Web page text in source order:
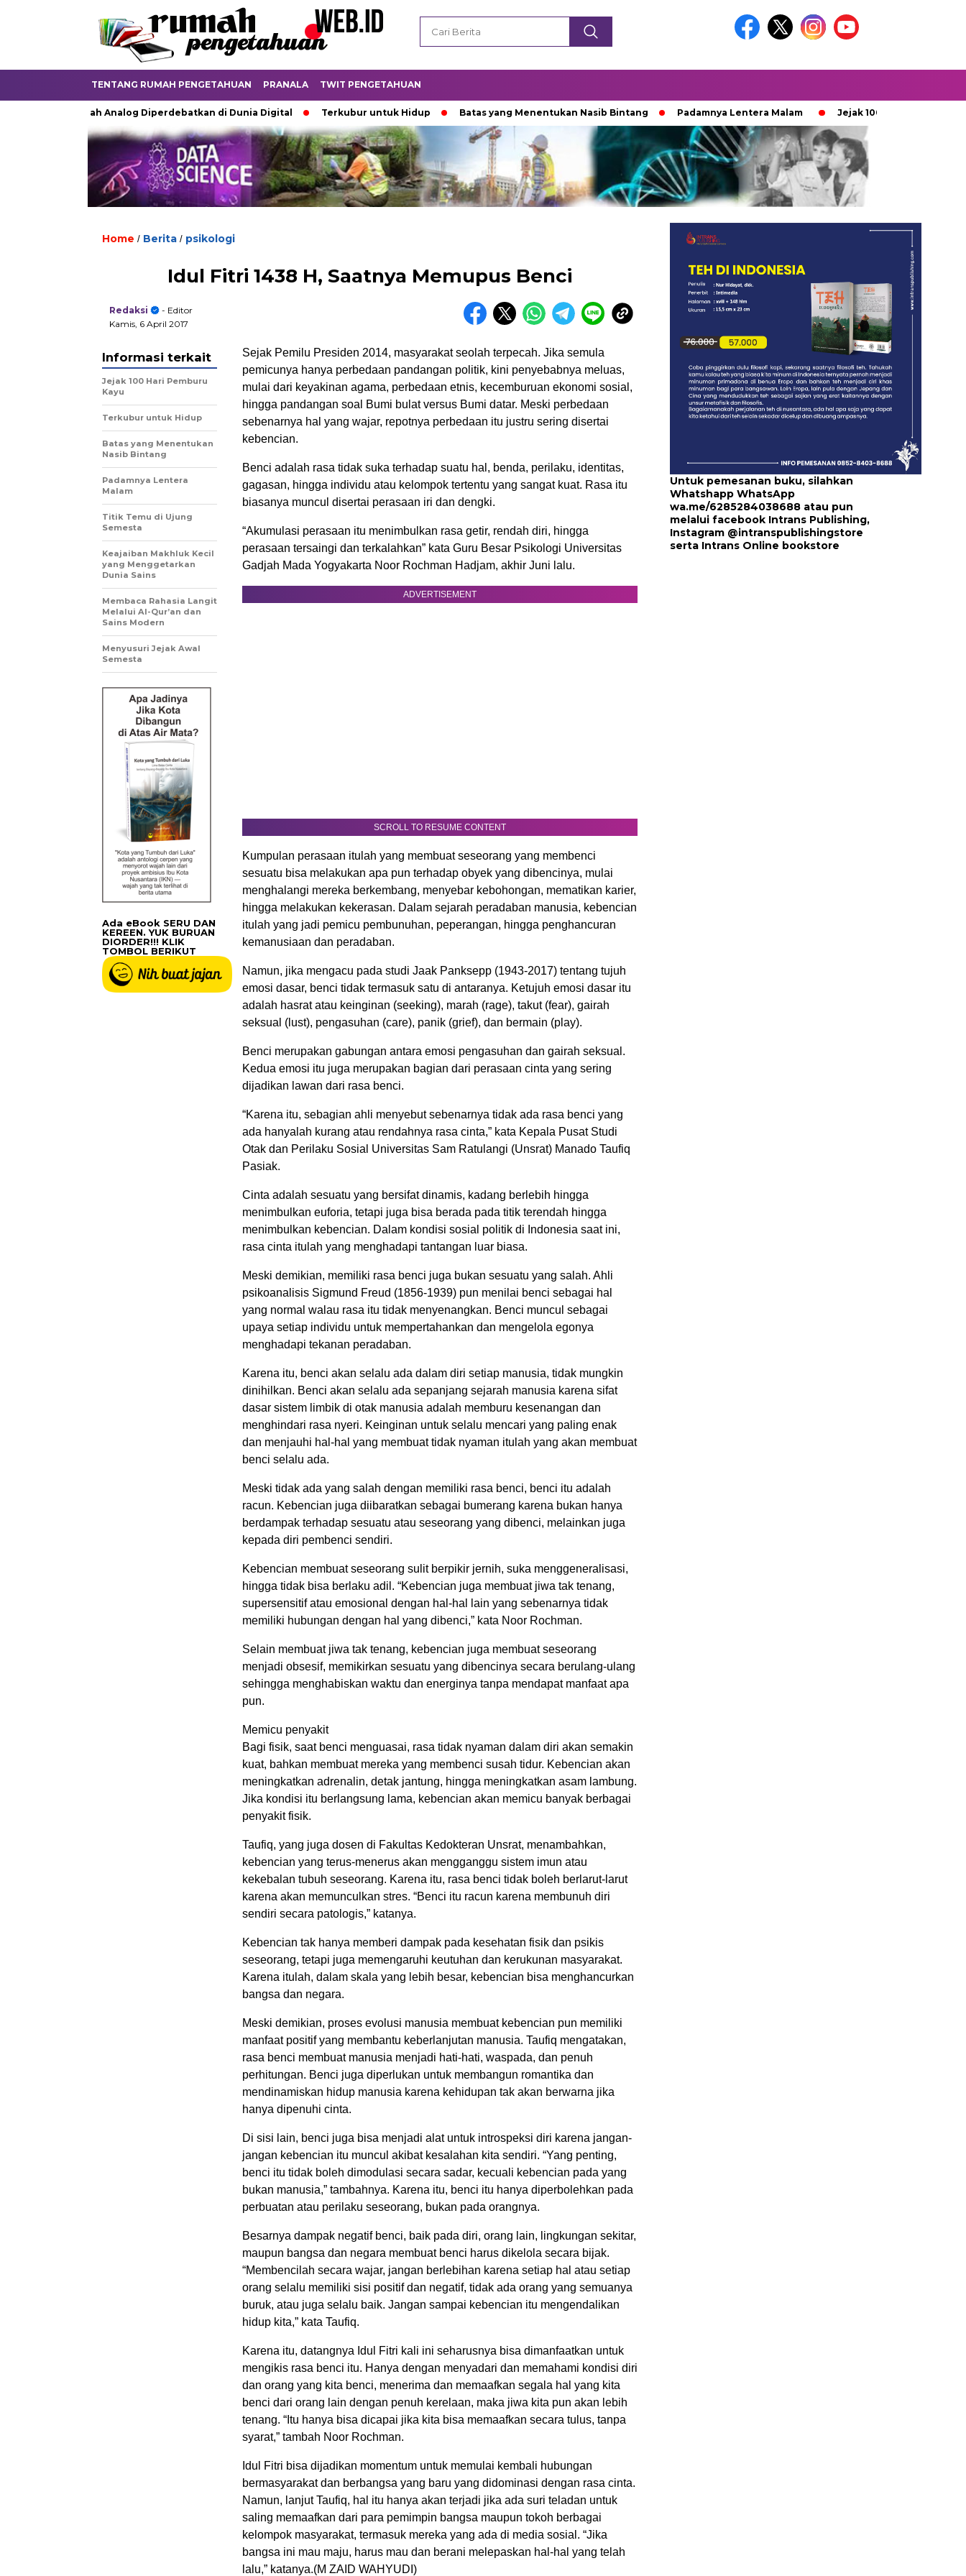
TENTANG RUMAH PENGETAHUAN PRANALA TWIT PENGETAHUAN
Ketika Ijazah Analog Diperdebatkan di Dunia Digital Terkubur untuk Hidup Batas yang Menentukan Nasib Bintang Padamnya Lentera Malam Jejak 100 Hari Pemburu Kayu
Home / Berita / psikologi
Idul Fitri 1438 H, Saatnya Memupus Benci
Redaksi
- Editor
Kamis, 6 April 2017
Sejak Pemilu Presiden 2014, masyarakat seolah terpecah. Jika semula
pemicunya hanya perbedaan pandangan politik, kini penyebabnya meluas,
mulai dari keyakinan agama, perbedaan etnis, kecemburuan ekonomi sosial,
hingga pandangan soal Bumi bulat versus Bumi datar. Meski perbedaan
sebenarnya hal yang wajar, repotnya perbedaan itu justru sering disertai
kebencian.
Benci adalah rasa tidak suka terhadap suatu hal, benda, perilaku, identitas,
gagasan, hingga individu atau kelompok tertentu yang sangat kuat. Rasa itu
biasanya muncul disertai perasaan iri dan dengki.
“Akumulasi perasaan itu menimbulkan rasa getir, rendah diri, hingga
perasaan tersaingi dan terkalahkan” kata Guru Besar Psikologi Universitas
Gadjah Mada Yogyakarta Noor Rochman Hadjam, akhir Juni lalu.
ADVERTISEMENT
SCROLL TO RESUME CONTENT
Kumpulan perasaan itulah yang membuat seseorang yang membenci
sesuatu bisa melakukan apa pun terhadap obyek yang dibencinya, mulai
menghalangi mereka berkembang, menyebar kebohongan, mematikan karier,
hingga melakukan kekerasan. Dalam sejarah peradaban manusia, kebencian
itulah yang jadi pemicu pembunuhan, peperangan, hingga penghancuran
kemanusiaan dan peradaban.
Namun, jika mengacu pada studi Jaak Panksepp (1943-2017) tentang tujuh
emosi dasar, benci tidak termasuk satu di antaranya. Ketujuh emosi dasar itu
adalah hasrat atau keinginan (seeking), marah (rage), takut (fear), gairah
seksual (lust), pengasuhan (care), panik (grief), dan bermain (play).
Benci merupakan gabungan antara emosi pengasuhan dan gairah seksual.
Kedua emosi itu juga merupakan bagian dari perasaan cinta yang sering
dijadikan lawan dari rasa benci.
“Karena itu, sebagian ahli menyebut sebenarnya tidak ada rasa benci yang
ada hanyalah kurang atau rendahnya rasa cinta,” kata Kepala Pusat Studi
Otak dan Perilaku Sosial Universitas Sam Ratulangi (Unsrat) Manado Taufiq
Pasiak.
Cinta adalah sesuatu yang bersifat dinamis, kadang berlebih hingga
menimbulkan euforia, tetapi juga bisa berada pada titik terendah hingga
menimbulkan kebencian. Dalam kondisi sosial politik di Indonesia saat ini,
rasa cinta itulah yang menghadapi tantangan luar biasa.
Meski demikian, memiliki rasa benci juga bukan sesuatu yang salah. Ahli
psikoanalisis Sigmund Freud (1856-1939) pun menilai benci sebagai hal
yang normal walau rasa itu tidak menyenangkan. Benci muncul sebagai
upaya setiap individu untuk mempertahankan dan mengelola egonya
menghadapi tekanan peradaban.
Karena itu, benci akan selalu ada dalam diri setiap manusia, tidak mungkin
dinihilkan. Benci akan selalu ada sepanjang sejarah manusia karena sifat
dasar sistem limbik di otak manusia adalah memburu kesenangan dan
menghindari rasa nyeri. Keinginan untuk selalu mencari yang paling enak
dan menjauhi hal-hal yang membuat tidak nyaman itulah yang akan membuat
benci selalu ada.
Meski tidak ada yang salah dengan memiliki rasa benci, benci itu adalah
racun. Kebencian juga diibaratkan sebagai bumerang karena bukan hanya
berdampak terhadap sesuatu atau seseorang yang dibenci, melainkan juga
kepada diri pembenci sendiri.
Kebencian membuat seseorang sulit berpikir jernih, suka menggeneralisasi,
hingga tidak bisa berlaku adil. “Kebencian juga membuat jiwa tak tenang,
supersensitif atau emosional dengan hal-hal lain yang sebenarnya tidak
memiliki hubungan dengan hal yang dibenci,” kata Noor Rochman.
Selain membuat jiwa tak tenang, kebencian juga membuat seseorang
menjadi obsesif, memikirkan sesuatu yang dibencinya secara berulang-ulang
sehingga menghabiskan waktu dan energinya tanpa mendapat manfaat apa
pun.
Memicu penyakit
Bagi fisik, saat benci menguasai, rasa tidak nyaman dalam diri akan semakin
kuat, bahkan membuat mereka yang membenci susah tidur. Kebencian akan
meningkatkan adrenalin, detak jantung, hingga meningkatkan asam lambung.
Jika kondisi itu berlangsung lama, kebencian akan memicu banyak berbagai
penyakit fisik.
Taufiq, yang juga dosen di Fakultas Kedokteran Unsrat, menambahkan,
kebencian yang terus-menerus akan mengganggu sistem imun atau
kekebalan tubuh seseorang. Karena itu, rasa benci tidak boleh berlarut-larut
karena akan memunculkan stres. “Benci itu racun karena membunuh diri
sendiri secara patologis,” katanya.
Kebencian tak hanya memberi dampak pada kesehatan fisik dan psikis
seseorang, tetapi juga memengaruhi keutuhan dan kerukunan masyarakat.
Karena itulah, dalam skala yang lebih besar, kebencian bisa menghancurkan
bangsa dan negara.
Meski demikian, proses evolusi manusia membuat kebencian pun memiliki
manfaat positif yang membantu keberlanjutan manusia. Taufiq mengatakan,
rasa benci membuat manusia menjadi hati-hati, waspada, dan penuh
perhitungan. Benci juga diperlukan untuk membangun romantika dan
mendinamiskan hidup manusia karena kehidupan tak akan berwarna jika
hanya dipenuhi cinta.
Di sisi lain, benci juga bisa menjadi alat untuk introspeksi diri karena jangan-
jangan kebencian itu muncul akibat kesalahan kita sendiri. “Yang penting,
benci itu tidak boleh dimodulasi secara sadar, kecuali kebencian pada yang
bukan manusia,” tambahnya. Karena itu, benci itu hanya diperbolehkan pada
perbuatan atau perilaku seseorang, bukan pada orangnya.
Besarnya dampak negatif benci, baik pada diri, orang lain, lingkungan sekitar,
maupun bangsa dan negara membuat benci harus dikelola secara bijak.
“Membencilah secara wajar, jangan berlebihan karena setiap hal atau setiap
orang selalu memiliki sisi positif dan negatif, tidak ada orang yang semuanya
buruk, atau juga selalu baik. Jangan sampai kebencian itu mengendalikan
hidup kita,” kata Taufiq.
Karena itu, datangnya Idul Fitri kali ini seharusnya bisa dimanfaatkan untuk
mengikis rasa benci itu. Hanya dengan menyadari dan memahami kondisi diri
dan orang yang kita benci, menerima dan memaafkan segala hal yang kita
benci dari orang lain dengan penuh kerelaan, maka jiwa kita pun akan lebih
tenang. “Itu hanya bisa dicapai jika kita bisa memaafkan secara tulus, tanpa
syarat,” tambah Noor Rochman.
Idul Fitri bisa dijadikan momentum untuk memulai kembali hubungan
bermasyarakat dan berbangsa yang baru yang didominasi dengan rasa cinta.
Namun, lanjut Taufiq, hal itu hanya akan terjadi jika ada suri teladan untuk
saling memaafkan dari para pemimpin bangsa maupun tokoh berbagai
kelompok masyarakat, termasuk mereka yang ada di media sosial. “Jika
bangsa ini mau maju, harus mau dan berani melepaskan hal-hal yang telah
lalu,” katanya.(M ZAID WAHYUDI)
Informasi terkait
Jejak 100 Hari Pemburu
Kayu
Terkubur untuk Hidup
Batas yang Menentukan
Nasib Bintang
Padamnya Lentera
Malam
Titik Temu di Ujung
Semesta
Keajaiban Makhluk Kecil
yang Menggetarkan
Dunia Sains
Membaca Rahasia Langit
Melalui Al-Qur’an dan
Sains Modern
Menyusuri Jejak Awal
Semesta
Ada eBook SERU DAN
KEREEN. YUK BURUAN
DIORDER!!! KLIK
TOMBOL BERIKUT
Untuk pemesanan buku, silahkan
Whatshapp WhatsApp
wa.me/6285284038688 atau pun
melalui facebook Intrans Publishing,
Instagram @intranspublishingstore
serta Intrans Online bookstore